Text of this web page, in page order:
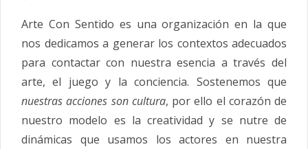
Arte Con Sentido es una organización en la que
nos dedicamos a generar los contextos adecuados
para contactar con nuestra esencia a través del
arte, el juego y la conciencia. Sostenemos que
nuestras acciones son cultura, por ello el corazón de
nuestro modelo es la creatividad y se nutre de
dinámicas que usamos los actores en nuestra